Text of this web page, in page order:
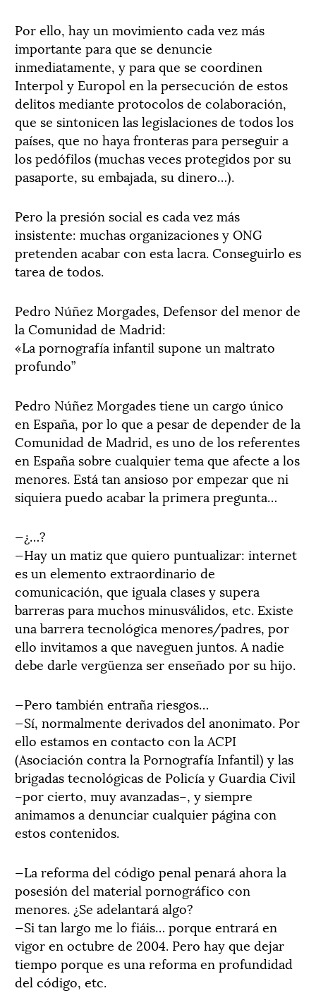
Por ello, hay un movimiento cada vez más
importante para que se denuncie
inmediatamente, y para que se coordinen
Interpol y Europol en la persecución de estos
delitos mediante protocolos de colaboración,
que se sintonicen las legislaciones de todos los
países, que no haya fronteras para perseguir a
los pedófilos (muchas veces protegidos por su
pasaporte, su embajada, su dinero…).
Pero la presión social es cada vez más
insistente: muchas organizaciones y ONG
pretenden acabar con esta lacra. Conseguirlo es
tarea de todos.
Pedro Núñez Morgades, Defensor del menor de
la Comunidad de Madrid:
«La pornografía infantil supone un maltrato
profundo”
Pedro Núñez Morgades tiene un cargo único
en España, por lo que a pesar de depender de la
Comunidad de Madrid, es uno de los referentes
en España sobre cualquier tema que afecte a los
menores. Está tan ansioso por empezar que ni
siquiera puedo acabar la primera pregunta…
—¿…?
—Hay un matiz que quiero puntualizar: internet
es un elemento extraordinario de
comunicación, que iguala clases y supera
barreras para muchos minusválidos, etc. Existe
una barrera tecnológica menores/padres, por
ello invitamos a que naveguen juntos. A nadie
debe darle vergüenza ser enseñado por su hijo.
—Pero también entraña riesgos…
—Sí, normalmente derivados del anonimato. Por
ello estamos en contacto con la ACPI
(Asociación contra la Pornografía Infantil) y las
brigadas tecnológicas de Policía y Guardia Civil
–por cierto, muy avanzadas–, y siempre
animamos a denunciar cualquier página con
estos contenidos.
—La reforma del código penal penará ahora la
posesión del material pornográfico con
menores. ¿Se adelantará algo?
—Si tan largo me lo fiáis… porque entrará en
vigor en octubre de 2004. Pero hay que dejar
tiempo porque es una reforma en profundidad
del código, etc.